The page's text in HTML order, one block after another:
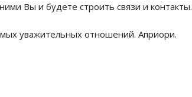
Вы и будете строить связи и контакты.
уважительных отношений. Априори.